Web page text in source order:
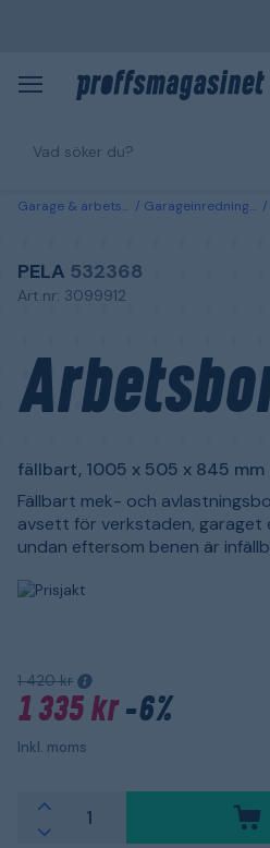
Garage & arbetsplats Garageinredning & förvaring
PELA 532368
Art.nr: 3099912
fällbart, 1005 x 505 x 845 mm
Fällbart mek- och
avsett för verkstaden,
undan eftersom benen är
1 420 kr
1 335 kr-6%
Inkl. moms